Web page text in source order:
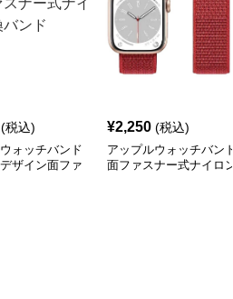
(税込)
ォッチバンド
ザイン面ファ
¥2,250 (税込)
アップルウォッチバンド
面ファスナー式ナイロン